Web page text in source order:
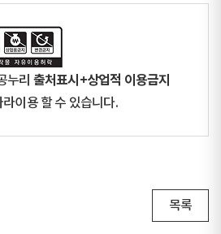
누리 출처표시+상업적 이용금지
라이용 할 수 있습니다.
목록